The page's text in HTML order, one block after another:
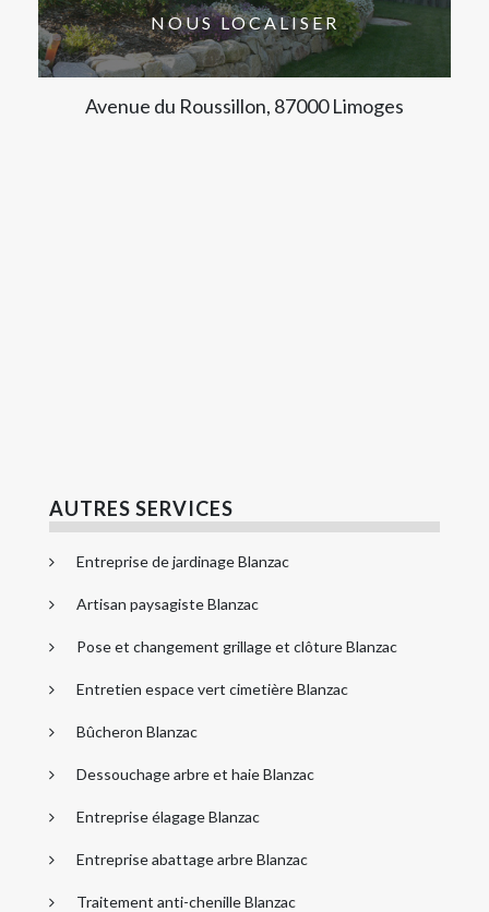
NOUS LOCALISER
Avenue du Roussillon, 87000 Limoges
AUTRES SERVICES
Entreprise de jardinage Blanzac
Artisan paysagiste Blanzac
Pose et changement grillage et clôture Blanzac
Entretien espace vert cimetière Blanzac
Bûcheron Blanzac
Dessouchage arbre et haie Blanzac
Entreprise élagage Blanzac
Entreprise abattage arbre Blanzac
Traitement anti-chenille Blanzac